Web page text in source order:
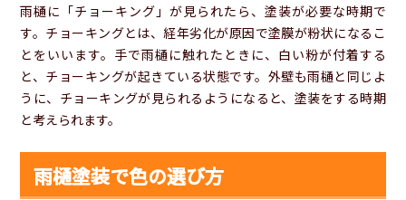
雨樋に「チョーキング」が見られたら、塗装が必要な時期で
す。チョーキングとは、経年劣化が原因で塗膜が粉状になるこ
とをいいます。手で雨樋に触れたときに、白い粉が付着する
と、チョーキングが起きている状態です。外壁も雨樋と同じよ
うに、チョーキングが見られるようになると、塗装をする時期
と考えられます。
雨樋塗装で色の選び方